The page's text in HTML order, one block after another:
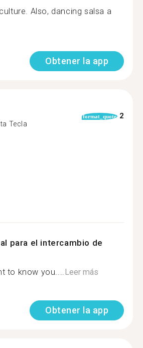
Also, dancing salsa a
Obtener la app
Tecla
format_quote 2
para el intercambio de
to know you.... Leer más
Obtener la app